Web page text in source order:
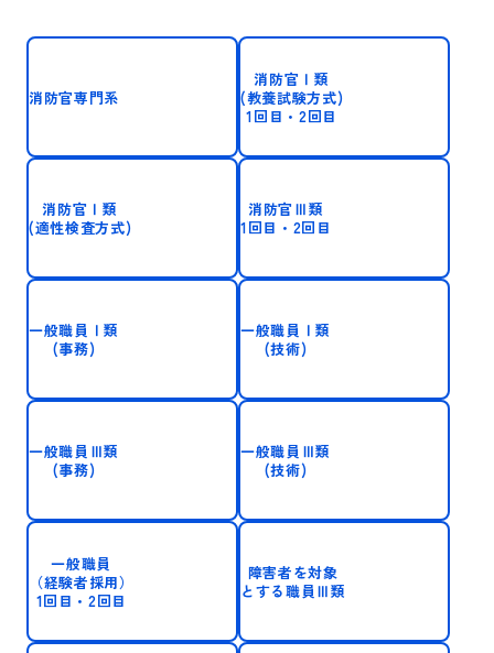
消防官専門系
消防官Ⅰ類
(教養試験方式)
1回目・2回目
消防官Ⅰ類
(適性検査方式)
消防官Ⅲ類
1回目・2回目
一般職員Ⅰ類
(事務)
一般職員Ⅰ類
(技術)
一般職員Ⅲ類
(事務)
一般職員Ⅲ類
(技術)
一般職員
（経験者採用）
1回目・2回目
障害者を対象
とする職員Ⅲ類